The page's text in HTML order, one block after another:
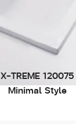
X-TREME 120075
Minimal Style